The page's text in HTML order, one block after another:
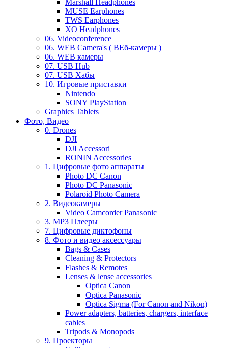
Marshall Headphones
MUSE Earphones
TWS Earphones
XO Headphones
06. Videoconference
06. WEB Camera's ( ВЕб-камеры )
06. WEB камеры
07. USB Hub
07. USB Хабы
10. Игровые приставки
Nintendo
SONY PlayStation
Graphics Tablets
Фото, Видео
0. Drones
DJI
DJI Accessori
RONIN Accessories
1. Цифровые фото аппараты
Photo DC Canon
Photo DC Panasonic
Polaroid Photo Camera
2. Видеокамеры
Video Camcorder Panasonic
3. MP3 Плееры
7. Цифровые диктофоны
8. Фото и видео аксессуары
Bags & Cases
Cleaning & Protectors
Flashes & Remotes
Lenses & lense accessories
Optica Canon
Optica Panasonic
Optica Sigma (For Canon and Nikon)
Power adapters, batteries, chargers, interface
cables
Tripods & Monopods
9. Проекторы